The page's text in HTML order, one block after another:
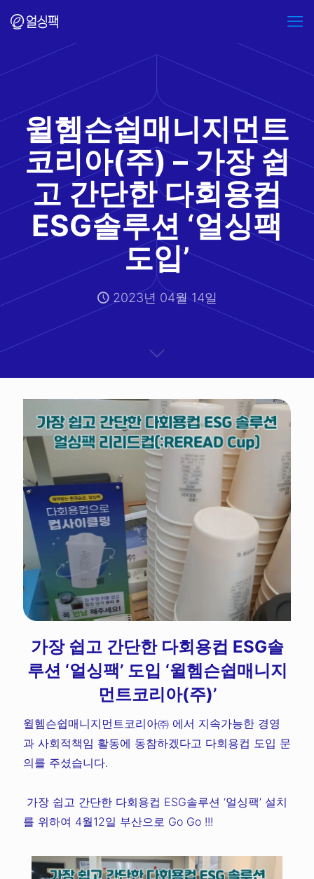
윌헴슨쉽매니지먼트
코리아(주) – 가장 쉽
고 간단한 다회용컵
ESG솔루션 ‘얼싱팩
도입’
2023년 04월 14일
가장 쉽고 간단한 다회용컵 ESG솔
루션 ‘얼싱팩’ 도입 ‘윌헴슨쉽매니지
먼트코리아(주)’
윌헴슨쉽매니지먼트코리아㈜ 에서 지속가능한 경영
과 사회적책임 활동에 동참하겠다고 다회용컵 도입 문
의를 주셨습니다.
가장 쉽고 간단한 다회용컵 ESG솔루션 ‘얼싱팩’ 설치
를 위하여 4월12일 부산으로 Go Go !!!